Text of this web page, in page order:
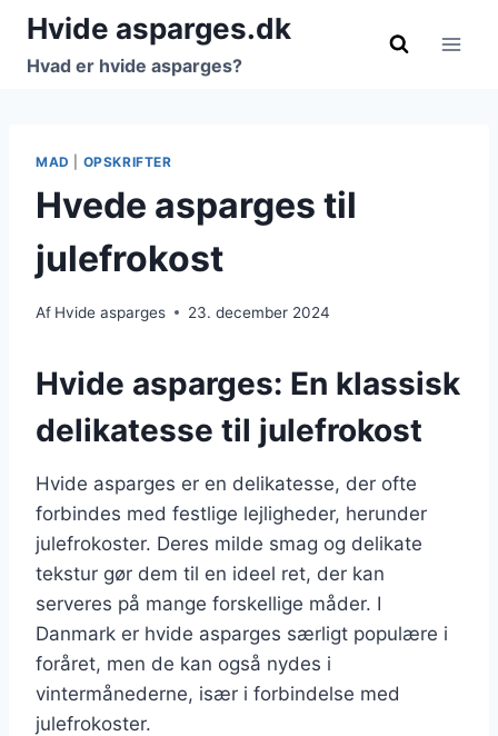
Fortsæt
indhold
Hvide asparges.dk
Hvad er hvide asparges?
MAD OPSKRIFTER
Hvede asparges til
julefrokost
Af Hvide asparges 23. december 2024
Hvide asparges: En klassisk
delikatesse til julefrokost
Hvide asparges er en delikatesse, der ofte
forbindes med festlige lejligheder, herunder
julefrokoster. Deres milde smag og delikate
tekstur gør dem til en ideel ret, der kan
serveres på mange forskellige måder. I
Danmark er hvide asparges særligt populære i
foråret, men de kan også nydes i
vintermånederne, især i forbindelse med
julefrokoster.